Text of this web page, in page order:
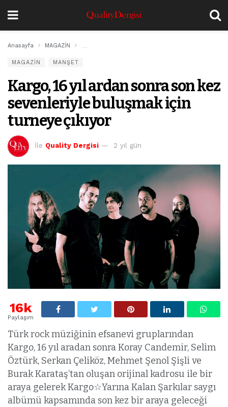
Anasayfa MAGAZİN
MAGAZİN MANŞET
Kargo, 16 yıl ardan sonra son kez
sevenleriyle buluşmak için
turneye çıkıyor
İle Quality Dergisi 2 yıl gün
16k
Paylaşım
Türk rock müziğinin efsanevi gruplarından
Kargo, 16 yıl aradan sonra Koray Candemir, Selim
Öztürk, Serkan Çeliköz, Mehmet Şenol Şişli ve
Burak Karataş’tan oluşan orijinal kadrosu ile bir
araya gelerek Kargo☆Yarına Kalan Şarkılar saygı
albümü kapsamında son kez bir araya geleceği